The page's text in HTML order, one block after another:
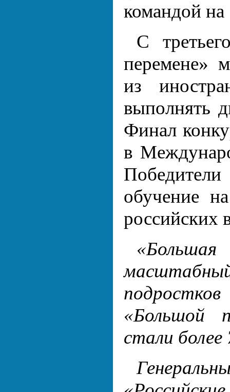
командой
С
перемене»
из
выполнять
Финал
в
обучение
российских
«Большой
стали более